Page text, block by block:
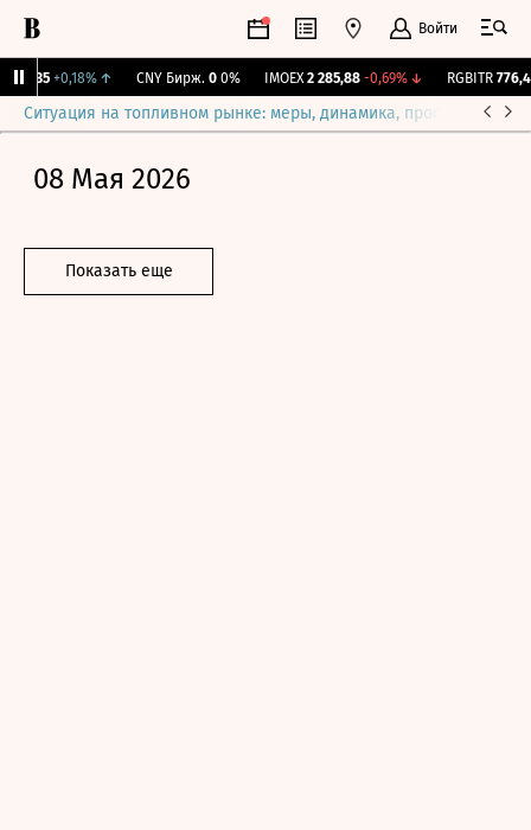
Войти
+0,18%↑ CNY Бирж. 0 0% IMOEX 2 285,88 -0,69%↓ RGBITR 776,42
Ситуация на топливном рынке: меры, динамика, прогнозы
08 Мая 2026
Показать еще